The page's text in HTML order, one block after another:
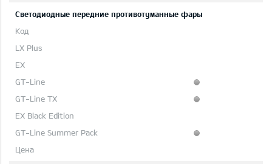
Светодиодные передние противотуманные фары